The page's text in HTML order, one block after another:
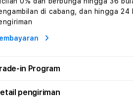
dan
Solusi
Energi
dan
Solusi
di cabang, dan hingga 24
in Program
pengiriman